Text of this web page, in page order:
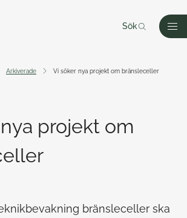
Sök
Arkiverade Vi söker nya projekt om bränsleceller
projekt om
bränsleceller ska